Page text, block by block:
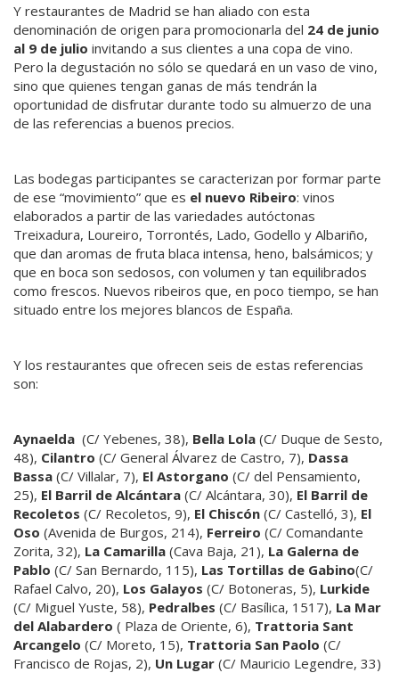
Y restaurantes de Madrid se han aliado con esta
denominación de origen para promocionarla del 24 de junio
al 9 de julio invitando a sus clientes a una copa de vino.
Pero la degustación no sólo se quedará en un vaso de vino,
sino que quienes tengan ganas de más tendrán la
oportunidad de disfrutar durante todo su almuerzo de una
de las referencias a buenos precios.
Las bodegas participantes se caracterizan por formar parte
de ese “movimiento” que es el nuevo Ribeiro: vinos
elaborados a partir de las variedades autóctonas
Treixadura, Loureiro, Torrontés, Lado, Godello y Albariño,
que dan aromas de fruta blaca intensa, heno, balsámicos; y
que en boca son sedosos, con volumen y tan equilibrados
como frescos. Nuevos ribeiros que, en poco tiempo, se han
situado entre los mejores blancos de España.
Y los restaurantes que ofrecen seis de estas referencias
son:
Aynaelda (C/ Yebenes, 38), Bella Lola (C/ Duque de Sesto,
48), Cilantro (C/ General Álvarez de Castro, 7), Dassa
Bassa (C/ Villalar, 7), El Astorgano (C/ del Pensamiento,
25), El Barril de Alcántara (C/ Alcántara, 30), El Barril de
Recoletos (C/ Recoletos, 9), El Chiscón (C/ Castelló, 3), El
Oso (Avenida de Burgos, 214), Ferreiro (C/ Comandante
Zorita, 32), La Camarilla (Cava Baja, 21), La Galerna de
Pablo (C/ San Bernardo, 115), Las Tortillas de Gabino(C/
Rafael Calvo, 20), Los Galayos (C/ Botoneras, 5), Lurkide
(C/ Miguel Yuste, 58), Pedralbes (C/ Basílica, 1517), La Mar
del Alabardero ( Plaza de Oriente, 6), Trattoria Sant
Arcangelo (C/ Moreto, 15), Trattoria San Paolo (C/
Francisco de Rojas, 2), Un Lugar (C/ Mauricio Legendre, 33)